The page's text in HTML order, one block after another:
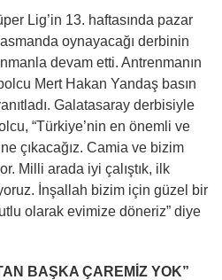
Lig’in 13. haftasında pazar
oynayacağı derbinin
devam etti. Antrenmanın
Mert Hakan Yandaş basın
Galatasaray derbisiyle
“Türkiye’nin en önemli ve
çıkacağız. Camia ve bizim
Milli arada iyi çalıştık, ilk
İnşallah bizim için güzel bir
olarak evimize döneriz” diye
BAŞKA ÇAREMİZ YOK”